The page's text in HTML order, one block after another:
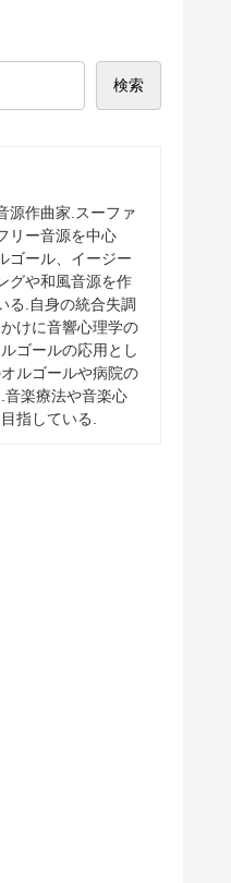
検索
源作曲家.スーファ
リー音源を中心
ゴール、イージー
グや和風音源を作
る.自身の統合失調
けに音響心理学の
ゴールの応用とし
ルゴールや病院の
楽療法や音楽心
指している.